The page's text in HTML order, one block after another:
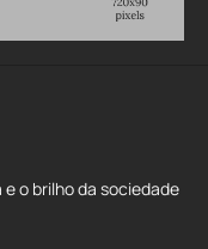
o brilho da sociedade